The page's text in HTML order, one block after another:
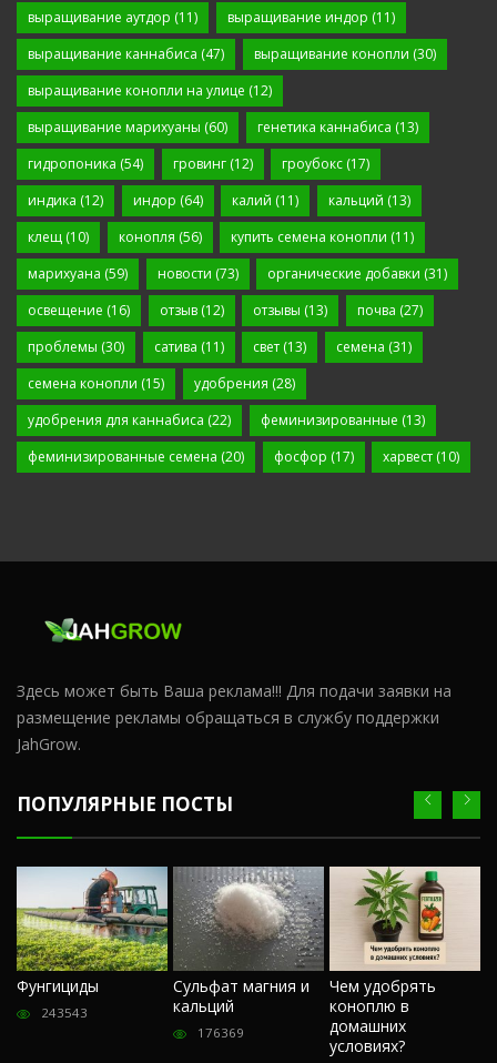
выращивание аутдор (11) выращивание индор (11)
выращивание каннабиса (47) выращивание конопли (30)
выращивание конопли на улице (12)
выращивание марихуаны (60) генетика каннабиса (13)
гидропоника (54) гровинг(12) гроубокс (17)
индика (12) индор (64) калий (11) кальций (13)
клещ (10) конопля (56) купить семена конопли (11)
марихуана (59) новости (73) органические добавки (31)
освещение (16) отзыв(12) отзывы (13) почва (27)
проблемы (30) сатива (11) свет (13) семена (31)
семена конопли (15) удобрения (28)
удобрения для каннабиса (22) феминизированные (13)
феминизированные семена (20) фосфор (17) харвест (10)
Здесь может быть Ваша реклама!!! Для подачи заявки на
размещение рекламы обращаться в службу поддержки
JahGrow.
ПОПУЛЯРНЫЕ ПОСТЫ
Фунгициды
243543
Сульфат магния и
кальций
176369
Чем удобрять
коноплю в
домашних
условиях?